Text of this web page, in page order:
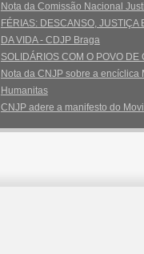
Nota da Comissão Nacional
FÉRIAS: DESCANSO, JUSTIÇA
DA VIDA - CDJP Braga
SOLIDÁRIOS COM O POVO DE
Nota da CNJP sobre a encíclica
Humanitas
CNJP adere a manifesto do